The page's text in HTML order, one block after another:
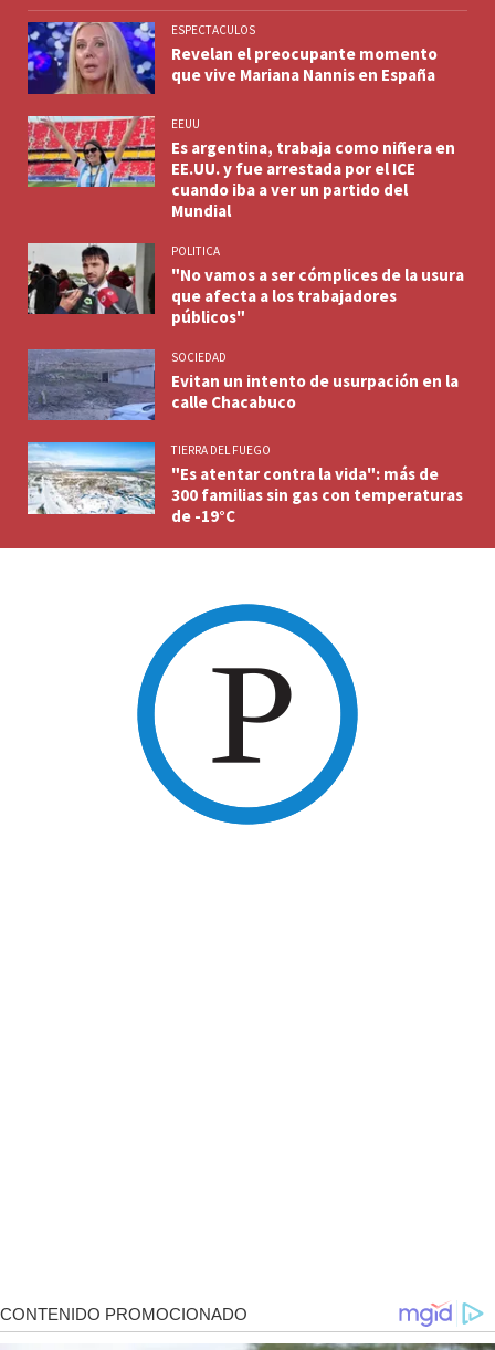
ESPECTACULOS
Revelan el preocupante momento
que vive Mariana Nannis en España
EEUU
Es argentina, trabaja como niñera en
EE.UU. y fue arrestada por el ICE
cuando iba a ver un partido del
Mundial
POLITICA
"No vamos a ser cómplices de la usura
que afecta a los trabajadores
públicos"
SOCIEDAD
Evitan un intento de usurpación en la
calle Chacabuco
TIERRA DEL FUEGO
"Es atentar contra la vida": más de
300 familias sin gas con temperaturas
de -19°C